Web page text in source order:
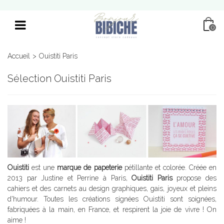
0
Accueil > Ouistiti Paris
Sélection Ouistiti Paris
Ouistiti est une marque de papeteriepétillante et colorée. Créée en
2013 par Justine et Perrine à Paris,Ouistiti Parispropose des
cahiers et des carnets au design graphiques, gais, joyeux et pleins
d'humour. Toutes les créations signées Ouistiti sont soignées,
fabriquées à la main, en France, et respirent la joie de vivre ! On
aime !